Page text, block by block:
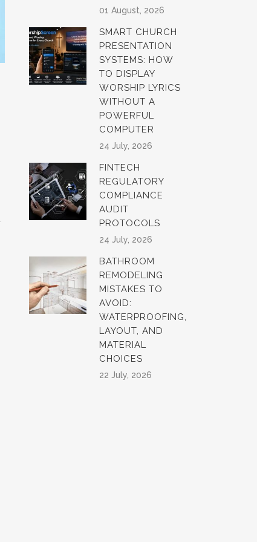
01 August, 2026
SMART CHURCH
PRESENTATION
SYSTEMS: HOW
TO DISPLAY
WORSHIP LYRICS
WITHOUT A
POWERFUL
COMPUTER
24 July, 2026
FINTECH
REGULATORY
COMPLIANCE
AUDIT
PROTOCOLS
24 July, 2026
BATHROOM
REMODELING
MISTAKES TO
AVOID:
WATERPROOFING,
LAYOUT, AND
MATERIAL
CHOICES
22 July, 2026